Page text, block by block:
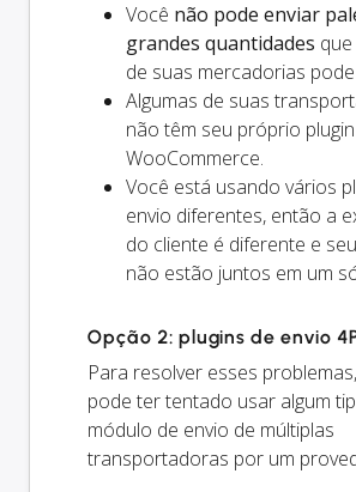
Você não pode enviar
grandes quantidades
de suas mercadorias pode
Algumas de suas
não têm seu próprio plugin
WooCommerce.
Você está usando vários
envio diferentes, então a
do cliente é diferente e
não estão juntos em um
Opção 2: plugins de envio
Para resolver esses
pode ter tentado usar algum
módulo de envio de múltiplas
transportadoras por um